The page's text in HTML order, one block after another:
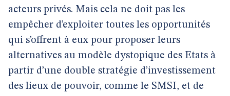
acteurs privés. Mais cela ne doit pas les
empêcher d’exploiter toutes les opportunités
qui s’offrent à eux pour proposer leurs
alternatives au modèle dystopique des Etats à
partir d’une double stratégie d’investissement
des lieux de pouvoir, comme le SMSI, et de